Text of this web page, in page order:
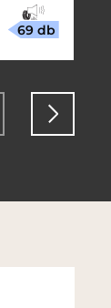
69 db